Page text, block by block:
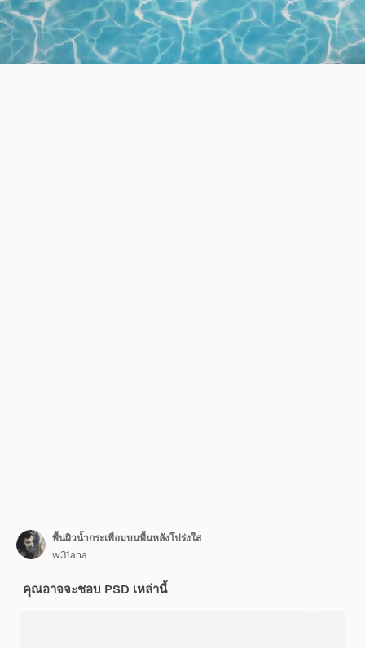
พื้นผิวน้ำกระเพื่อมบนพื้นหลังโปร่งใส
w31aha
คุณอาจจะชอบ PSD เหล่านี้